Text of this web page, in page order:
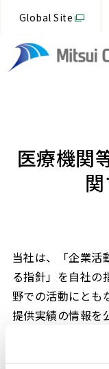
Global Site
医療機関
当社は、「企業活
る指針」を自社の
野での活動にとも
提供実績の情報を